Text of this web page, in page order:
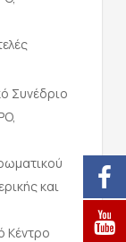
Συνέδριο
και
Κέντρο